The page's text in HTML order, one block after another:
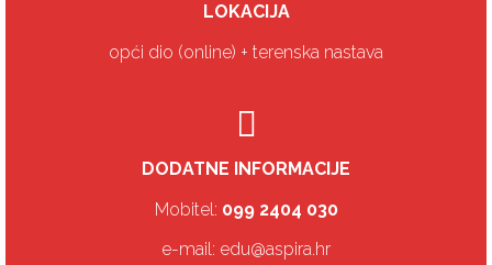
LOKACIJA
opći dio (online) + terenska nastava
DODATNE INFORMACIJE
Mobitel: 099 2404 030
e-mail: edu@aspira.hr